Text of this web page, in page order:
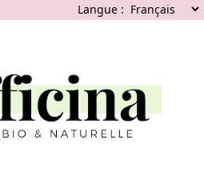
Langue :